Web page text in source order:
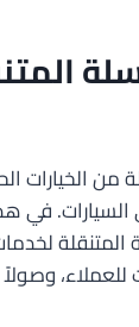
من الخيارات
في
وصولاً